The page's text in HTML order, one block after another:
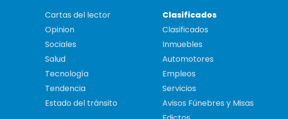
Cartas del lector
Opinion
Sociales
Salud
Tecnología
Tendencia
Estado del tránsito
Clasificados
Clasificados
Inmuebles
Automotores
Empleos
Servicios
Avisos Fúnebres y Misas